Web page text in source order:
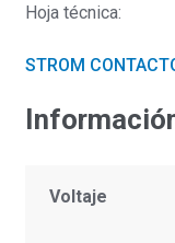
Hoja técnica:
STROM
Voltaje